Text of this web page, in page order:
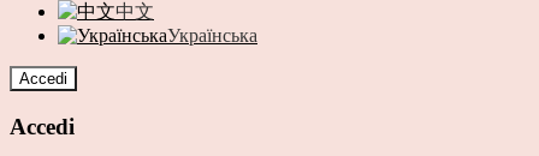
中文
Українська
Accedi
Accedi